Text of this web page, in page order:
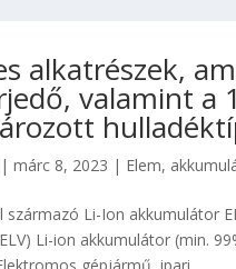
alkatrészek,
valamint a
|márc 8, 2023 | Elem,
származó Li-Ion akkumulátor
Li-ion akkumulátor (min.